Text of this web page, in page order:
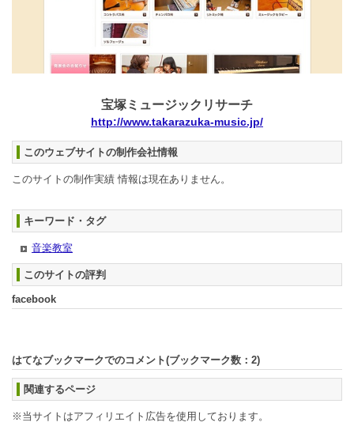
宝塚ミュージックリサーチ
http://www.takarazuka-music.jp/
このウェブサイトの制作会社情報
このサイトの制作実績 情報は現在ありません。
キーワード・タグ
音楽教室
このサイトの評判
facebook
はてなブックマークでのコメント(ブックマーク数： 2)
関連するページ
※当サイトはアフィリエイト広告を使用しております。